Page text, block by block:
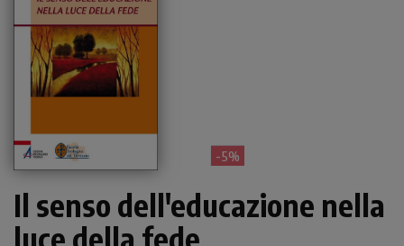
- 5%
Il senso dell'educazione nella
luce della fede